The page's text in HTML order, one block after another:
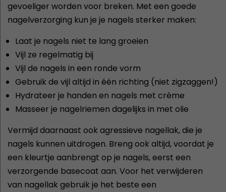
gevoeliger worden voor breken. Met een goede
nagelverzorging kun je je nagels sterker maken:
Laat je nagels niet te lang groeien
Vijl ze regelmatig bij
Vijl de nagels in een ronde vorm
Gebruik de vijl altijd in één richting (niet zigzaggen!)
Hydrateer je handen en nagels met crème
Masseer je nagelriemen dagelijks in met olie
Vermijd daarnaast ook agressieve nagellak, die je
nagels kunnen uitdrogen. Breng ook altijd, voordat je
een kleurtje aanbrengt op je nagels, eerst een
verzorgende basecoat aan. Voor het verwijderen
van nagellak gebruik je het beste een